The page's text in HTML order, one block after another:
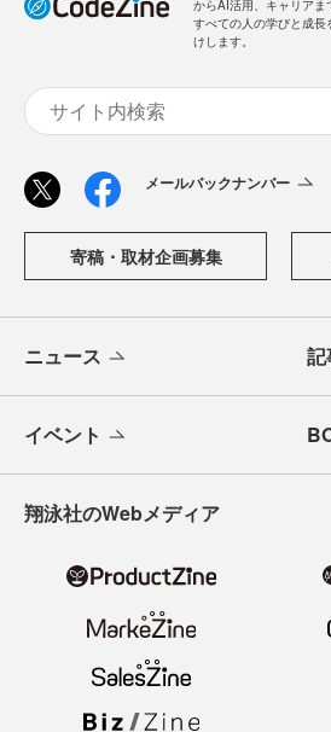
からAI活用、キャリアま
すべての人の学びと成
けします。
メールバックナンバー
寄稿・取材企画募集
ニュース 記
イベント
翔泳社のWebメディア